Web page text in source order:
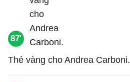
87'
Thẻ vàng cho Andrea Carboni.